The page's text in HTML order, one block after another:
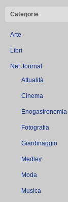
Categorie
Arte
Libri
Net Journal
Attualità
Cinema
Enogastronomia
Fotografia
Giardinaggio
Medley
Moda
Musica